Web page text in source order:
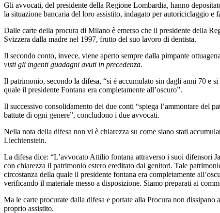
Gli avvocati, del presidente della Regione Lombardia, hanno
la situazione bancaria del loro assistito, indagato per autoriciclaggio e
Dalle carte della procura di Milano è emerso che il presidente della
Svizzera dalla madre nel 1997, frutto del suo lavoro di dentista.
Il secondo conto, invece, viene aperto sempre dalla pimpante
visti gli ingenti guadagni avuti in precedenza.
Il patrimonio, secondo la difesa, “si è accumulato sin dagli anni 70 e
quale il presidente Fontana era completamente all’oscuro”.
Il successivo consolidamento dei due conti “spiega l’ammontare del
battute di ogni genere”, concludono i due avvocati.
Nella nota della difesa non vi è chiarezza su come siano stati
Liechtenstein.
La difesa dice: “L’avvocato Attilio fontana attraverso i suoi difensori
con chiarezza il patrimonio estero ereditato dai genitori. Tale
circostanza della quale il presidente fontana era completamente
verificando il materiale messo a disposizione. Siamo preparati ai
Ma le carte procurate dalla difesa e portate alla Procura non
proprio assistito.